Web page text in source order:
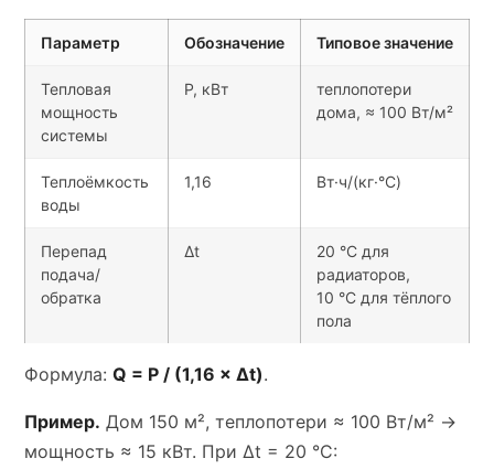
Параметр Обозначение Типовое значение
Тепловая
мощность
системы
P, кВт
теплопотери
дома, ≈ 100 Вт/м²
Теплоёмкость
воды
1,16 Вт·ч/(кг·°C)
Перепад
подача/
обратка
Δt
20 °C для
радиаторов,
10 °C для тёплого
пола
Формула: Q = P / (1,16 × Δt).
Пример. Дом 150 м², теплопотери ≈ 100 Вт/м² →
мощность ≈ 15 кВт. При Δt = 20 °C: